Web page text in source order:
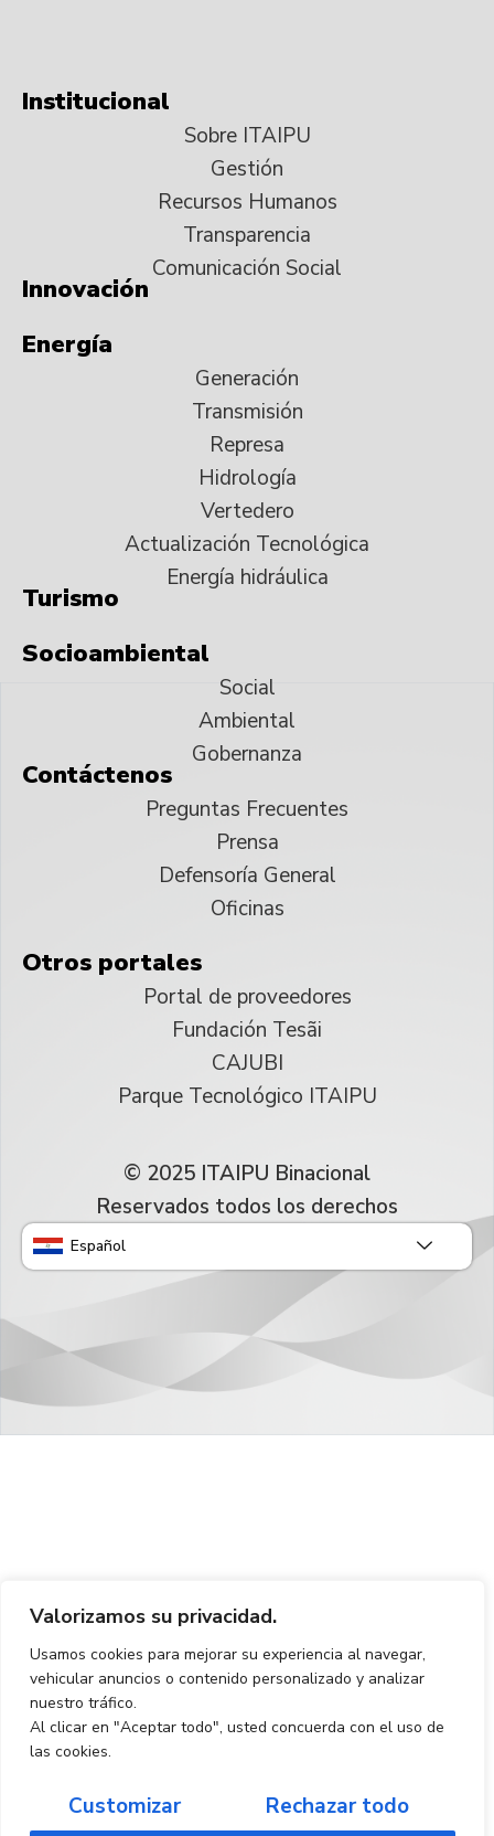
Valorizamos su privacidad.
Usamos cookies para mejorar su experiencia al navegar,
vehicular anuncios o contenido personalizado y analizar
nuestro tráfico.
Al clicar en "Aceptar todo", usted concuerda con el uso de
las cookies.
Customizar Rechazar todo
Institucional
Sobre ITAIPU
Gestión
Recursos Humanos
Transparencia
Comunicación Social
Innovación
Energía
Generación
Transmisión
Represa
Hidrología
Vertedero
Actualización Tecnológica
Energía hidráulica
Turismo
Socioambiental
Social
Ambiental
Gobernanza
Contáctenos
Preguntas Frecuentes
Prensa
Defensoría General
Oficinas
Otros portales
Portal de proveedores
Fundación Tesãi
CAJUBI
Parque Tecnológico ITAIPU
© 2025 ITAIPU Binacional
Reservados todos los derechos
Español